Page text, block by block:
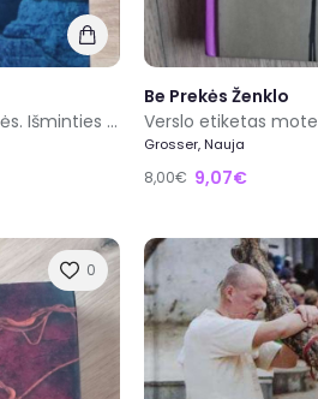
Karaliaus Saliamono patarlės. Išminties knyga
Be Prekės Ženklo
Verslo etiketas
Grosser, Nauja
8,00€ 9,07€
0